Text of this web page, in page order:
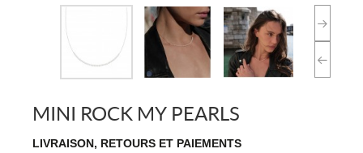
MINI ROCK MY PEARLS
LIVRAISON, RETOURS ET PAIEMENTS